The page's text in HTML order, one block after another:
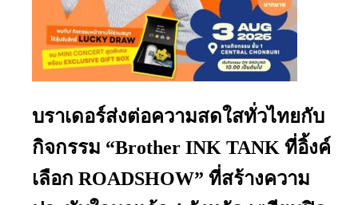
บราเดอร์ส่งต่อความสดใสทั่วไทยกับ
กิจกรรม “Brother INK TANK ที่อิ้งค์
เลือก ROADSHOW” ที่สร้างความ